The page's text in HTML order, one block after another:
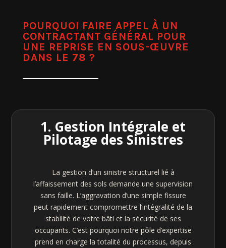
POURQUOI FAIRE APPEL À UN
CONTRACTANT GÉNÉRAL POUR
UNE REPRISE EN SOUS-ŒUVRE
DANS LE 78 ?
1. Gestion Intégrale et
Pilotage des Sinistres
La gestion d’un sinistre structurel lié à
l’affaissement des sols demande une supervision
sans faille. L’aggravation d’une simple fissure
peut rapidement compromettre l’intégralité de la
stabilité de votre bâti et la sécurité de ses
occupants. C’est pourquoi notre pôle d’expertise
prend en charge la totalité du processus, depuis